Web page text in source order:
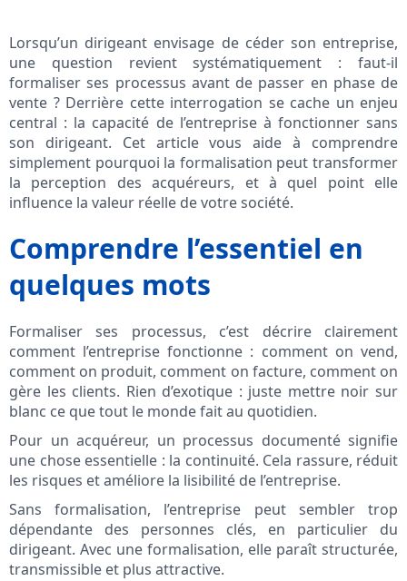
Lorsqu’un dirigeant envisage de céder son entreprise,
une question revient systématiquement : faut-il
formaliser ses processus avant de passer en phase de
vente ? Derrière cette interrogation se cache un enjeu
central : la capacité de l’entreprise à fonctionner sans
son dirigeant. Cet article vous aide à comprendre
simplement pourquoi la formalisation peut transformer
la perception des acquéreurs, et à quel point elle
influence la valeur réelle de votre société.
Comprendre l’essentiel en
quelques mots
Formaliser ses processus, c’est décrire clairement
comment l’entreprise fonctionne : comment on vend,
comment on produit, comment on facture, comment on
gère les clients. Rien d’exotique : juste mettre noir sur
blanc ce que tout le monde fait au quotidien.
Pour un acquéreur, un processus documenté signifie
une chose essentielle : la continuité. Cela rassure, réduit
les risques et améliore la lisibilité de l’entreprise.
Sans formalisation, l’entreprise peut sembler trop
dépendante des personnes clés, en particulier du
dirigeant. Avec une formalisation, elle paraît structurée,
transmissible et plus attractive.